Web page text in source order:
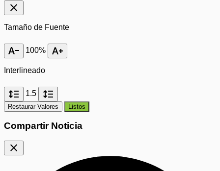
close
Tamaño de Fuente
text_decrease 100% text_increase
Interlineado
format_line_spacing 1.5 format_line_spacing
Restaurar Valores Listos
Compartir Noticia
close